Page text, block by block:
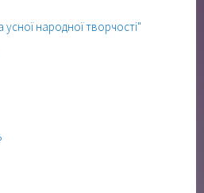
народної творчості"